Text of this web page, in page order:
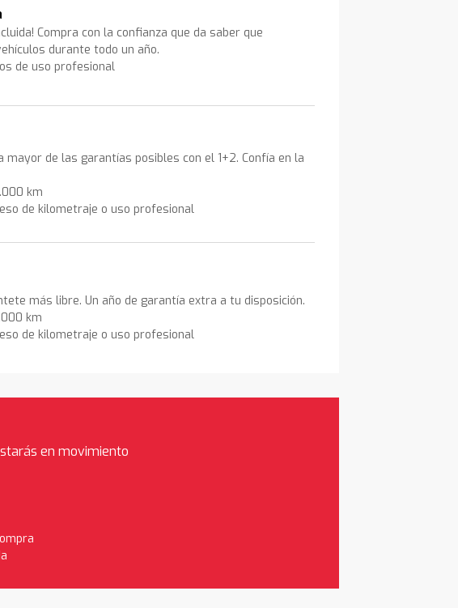
Compra con la confianza que da saber que
durante todo un año.
de uso profesional
mayor de las garantías posibles con el 1+2. Confía en la
km
de kilometraje o uso profesional
más libre. Un año de garantía extra a tu disposición.
km
de kilometraje o uso profesional
en movimiento